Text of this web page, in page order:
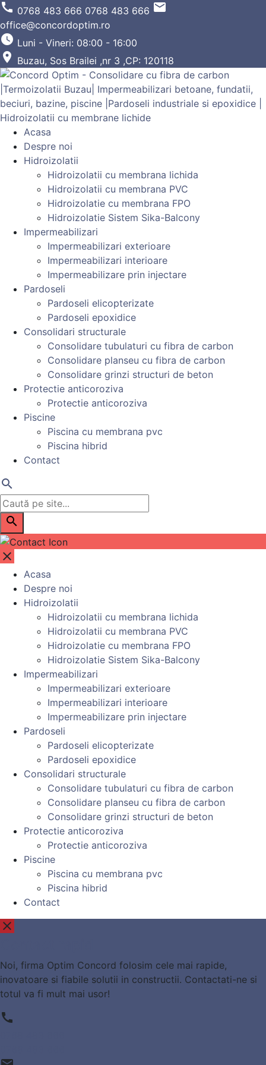
call 0768 483 666 0768 483 666 email
office@concordoptim.ro
watch_later Luni - Vineri: 08:00 - 16:00
place Buzau, Sos Brailei ,nr 3 ,CP: 120118
Acasa
Despre noi
Hidroizolatii
Hidroizolatii cu membrana lichida
Hidroizolatii cu membrana PVC
Hidroizolatie cu membrana FPO
Hidroizolatie Sistem Sika-Balcony
Impermeabilizari
Impermeabilizari exterioare
Impermeabilizari interioare
Impermeabilizare prin injectare
Pardoseli
Pardoseli elicopterizate
Pardoseli epoxidice
Consolidari structurale
Consolidare tubulaturi cu fibra de carbon
Consolidare planseu cu fibra de carbon
Consolidare grinzi structuri de beton
Protectie anticoroziva
Protectie anticoroziva
Piscine
Piscina cu membrana pvc
Piscina hibrid
Contact
search
search
close
Acasa
Despre noi
Hidroizolatii
Hidroizolatii cu membrana lichida
Hidroizolatii cu membrana PVC
Hidroizolatie cu membrana FPO
Hidroizolatie Sistem Sika-Balcony
Impermeabilizari
Impermeabilizari exterioare
Impermeabilizari interioare
Impermeabilizare prin injectare
Pardoseli
Pardoseli elicopterizate
Pardoseli epoxidice
Consolidari structurale
Consolidare tubulaturi cu fibra de carbon
Consolidare planseu cu fibra de carbon
Consolidare grinzi structuri de beton
Protectie anticoroziva
Protectie anticoroziva
Piscine
Piscina cu membrana pvc
Piscina hibrid
Contact
close
Noi, firma Optim Concord folosim cele mai rapide,
inovatoare si fiabile solutii in constructii. Contactati-ne si
totul va fi mult mai usor!
call